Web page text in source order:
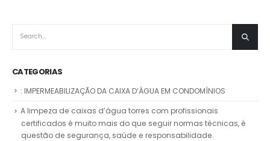
CATEGORIAS
: IMPERMEABILIZAÇÃO DA CAIXA D’ÁGUA EM CONDOMÍNIOS
A limpeza de caixas d’água torres com profissionais
certificados é muito mais do que seguir normas técnicas, é
questão de segurança, saúde e responsabilidade.